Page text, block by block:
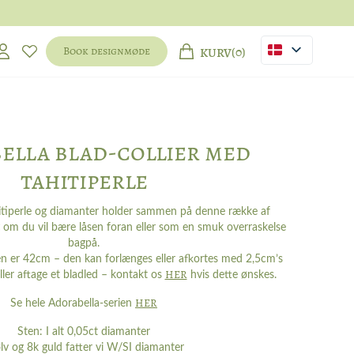
Book designmøde KURV(0)
blad-collier med
tahitiperle
og diamanter holder sammen på denne række af
om du vil bære låsen foran eller som en smuk overraskelse
bagpå.
er 42cm – den kan forlænges eller afkortes med 2,5cm’s
aftage et bladled – kontakt os HERhvis dette ønskes.
Se hele Adorabella-serien HER
Sten: I alt 0,05ct diamanter
og 8k guld fatter vi W/SI diamanter